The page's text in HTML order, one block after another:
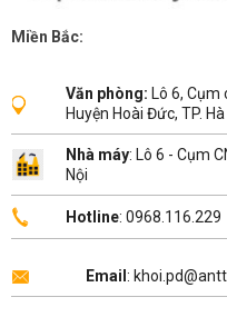
Miền Bắc:
Văn phòng: Lô 6, Cụm
Huyện Hoài Đức, TP. Hà
Nhà máy: Lô 6 - Cụm
Nội
Hotline: 0968.116.229
Email :